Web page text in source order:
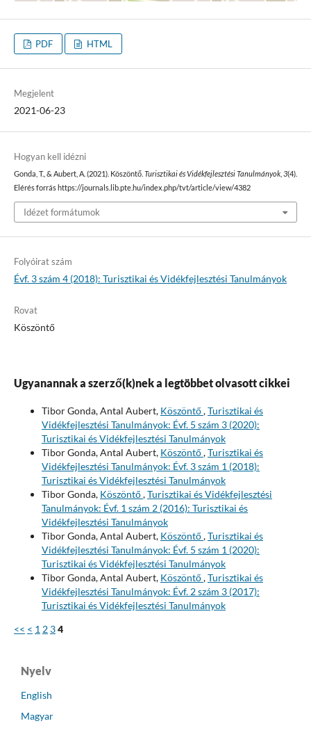
PDF HTML
Megjelent
2021-06-23
Hogyan kell idézni
Gonda, T., & Aubert, A. (2021). Köszöntő. Turisztikai és Vidékfejlesztési Tanulmányok, 3(4).
Elérés forrás https://journals.lib.pte.hu/index.php/tvt/article/view/4382
Idézet formátumok
Folyóirat szám
Évf. 3 szám 4 (2018): Turisztikai és Vidékfejlesztési Tanulmányok
Rovat
Köszöntő
Ugyanannak a szerző(k)nek a legtöbbet olvasott cikkei
Tibor Gonda, Antal Aubert, Köszöntő,Turisztikai és
Vidékfejlesztési Tanulmányok: Évf. 5 szám 3 (2020):
Turisztikai és Vidékfejlesztési Tanulmányok
Tibor Gonda, Antal Aubert, Köszöntő,Turisztikai és
Vidékfejlesztési Tanulmányok: Évf. 3 szám 1 (2018):
Turisztikai és Vidékfejlesztési Tanulmányok
Tibor Gonda, Köszöntő,Turisztikai és Vidékfejlesztési
Tanulmányok: Évf. 1 szám 2 (2016): Turisztikai és
Vidékfejlesztési Tanulmányok
Tibor Gonda, Antal Aubert, Köszöntő,Turisztikai és
Vidékfejlesztési Tanulmányok: Évf. 5 szám 1 (2020):
Turisztikai és Vidékfejlesztési Tanulmányok
Tibor Gonda, Antal Aubert, Köszöntő,Turisztikai és
Vidékfejlesztési Tanulmányok: Évf. 2 szám 3 (2017):
Turisztikai és Vidékfejlesztési Tanulmányok
<< < 12 34
Nyelv
English
Magyar